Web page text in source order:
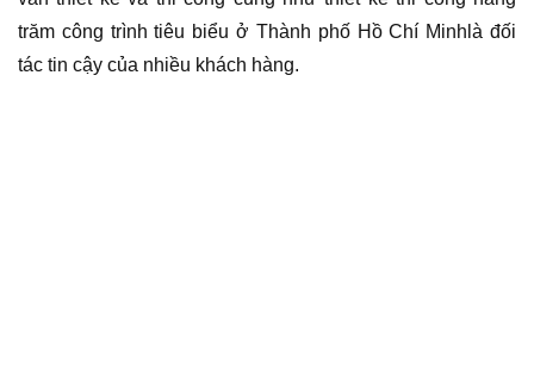
trăm công trình tiêu biểu ở Thành phố Hồ Chí Minhlà đối
tác tin cậy của nhiều khách hàng.